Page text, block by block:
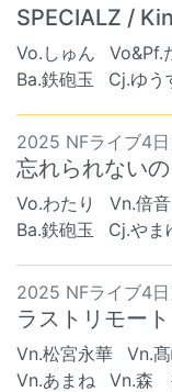
SPECIALZ /
Vo.しゅん Vo&Pf.
Ba.鉄砲玉
Cj.ゆう
2025 NFライブ4日
忘れられない
Vo.わたり Vn.倍
Ba.鉄砲玉
Cj.やま
2025 NFライブ4
ラストリモー
Vn.松宮永華 Vn.
Vn.あまね
Vn.森